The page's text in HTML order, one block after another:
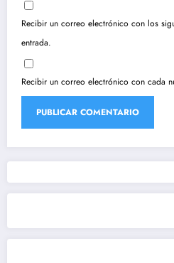
Recibir un correo electrónico con los
entrada.
Recibir un correo electrónico con cada